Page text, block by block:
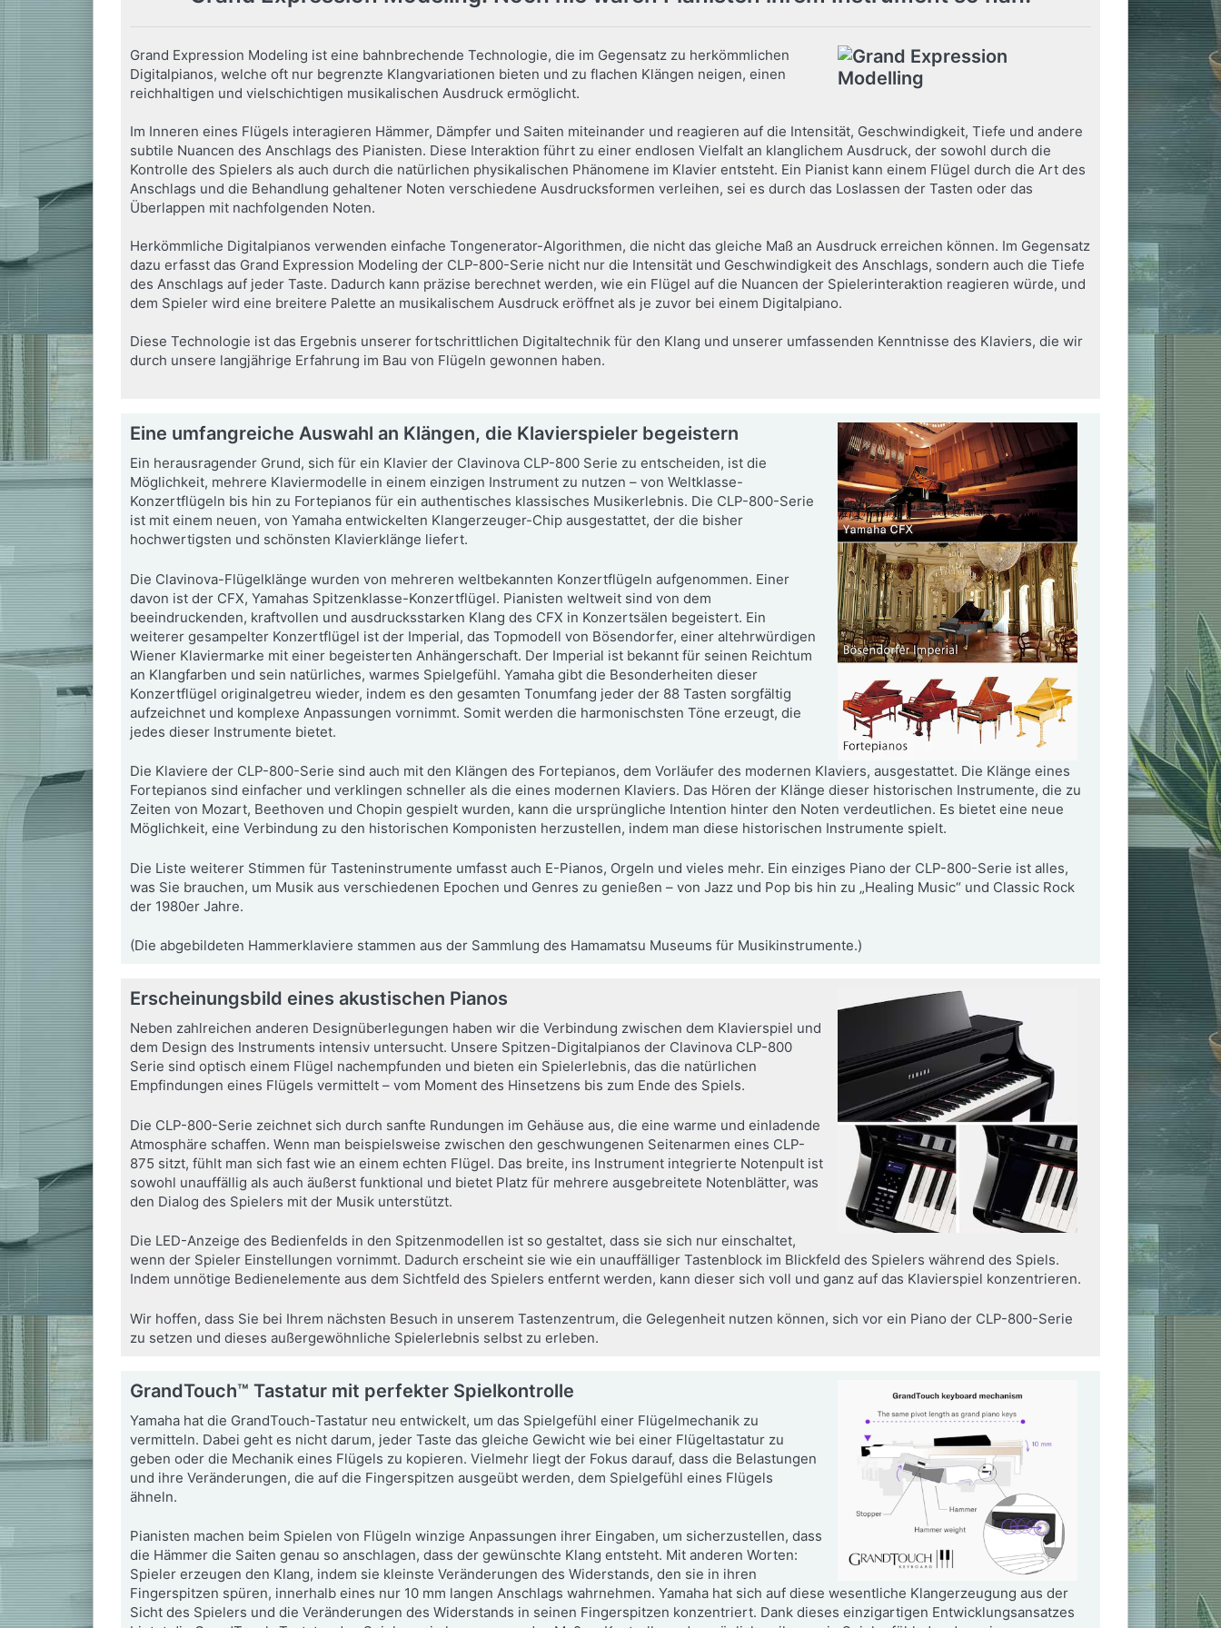
Grand Expression Modeling ist eine bahnbrechende Technologie, die im Gegensatz zu herkömmlichen
Digitalpianos, welche oft nur begrenzte Klangvariationen bieten und zu flachen Klängen neigen, einen
reichhaltigen und vielschichtigen musikalischen Ausdruck ermöglicht.
Im Inneren eines Flügels interagieren Hämmer, Dämpfer und Saiten miteinander und reagieren auf die Intensität, Geschwindigkeit, Tiefe und andere
subtile Nuancen des Anschlags des Pianisten. Diese Interaktion führt zu einer endlosen Vielfalt an klanglichem Ausdruck, der sowohl durch die
Kontrolle des Spielers als auch durch die natürlichen physikalischen Phänomene im Klavier entsteht. Ein Pianist kann einem Flügel durch die Art des
Anschlags und die Behandlung gehaltener Noten verschiedene Ausdrucksformen verleihen, sei es durch das Loslassen der Tasten oder das
Überlappen mit nachfolgenden Noten.
Herkömmliche Digitalpianos verwenden einfache Tongenerator-Algorithmen, die nicht das gleiche Maß an Ausdruck erreichen können. Im Gegensatz
dazu erfasst das Grand Expression Modeling der CLP-800-Serie nicht nur die Intensität und Geschwindigkeit des Anschlags, sondern auch die Tiefe
des Anschlags auf jeder Taste. Dadurch kann präzise berechnet werden, wie ein Flügel auf die Nuancen der Spielerinteraktion reagieren würde, und
dem Spieler wird eine breitere Palette an musikalischem Ausdruck eröffnet als je zuvor bei einem Digitalpiano.
Diese Technologie ist das Ergebnis unserer fortschrittlichen Digitaltechnik für den Klang und unserer umfassenden Kenntnisse des Klaviers, die wir
durch unsere langjährige Erfahrung im Bau von Flügeln gewonnen haben.
Eine umfangreiche Auswahl an Klängen, die Klavierspieler begeistern
Ein herausragender Grund, sich für ein Klavier der Clavinova CLP-800 Serie zu entscheiden, ist die
Möglichkeit, mehrere Klaviermodelle in einem einzigen Instrument zu nutzen – von Weltklasse-
Konzertflügeln bis hin zu Fortepianos für ein authentisches klassisches Musikerlebnis. Die CLP-800-Serie
ist mit einem neuen, von Yamaha entwickelten Klangerzeuger-Chip ausgestattet, der die bisher
hochwertigsten und schönsten Klavierklänge liefert.
Die Clavinova-Flügelklänge wurden von mehreren weltbekannten Konzertflügeln aufgenommen. Einer
davon ist der CFX, Yamahas Spitzenklasse-Konzertflügel. Pianisten weltweit sind von dem
beeindruckenden, kraftvollen und ausdrucksstarken Klang des CFX in Konzertsälen begeistert. Ein
weiterer gesampelter Konzertflügel ist der Imperial, das Topmodell von Bösendorfer, einer altehrwürdigen
Wiener Klaviermarke mit einer begeisterten Anhängerschaft. Der Imperial ist bekannt für seinen Reichtum
an Klangfarben und sein natürliches, warmes Spielgefühl. Yamaha gibt die Besonderheiten dieser
Konzertflügel originalgetreu wieder, indem es den gesamten Tonumfang jeder der 88 Tasten sorgfältig
aufzeichnet und komplexe Anpassungen vornimmt. Somit werden die harmonischsten Töne erzeugt, die
jedes dieser Instrumente bietet.
Die Klaviere der CLP-800-Serie sind auch mit den Klängen des Fortepianos, dem Vorläufer des modernen Klaviers, ausgestattet. Die Klänge eines
Fortepianos sind einfacher und verklingen schneller als die eines modernen Klaviers. Das Hören der Klänge dieser historischen Instrumente, die zu
Zeiten von Mozart, Beethoven und Chopin gespielt wurden, kann die ursprüngliche Intention hinter den Noten verdeutlichen. Es bietet eine neue
Möglichkeit, eine Verbindung zu den historischen Komponisten herzustellen, indem man diese historischen Instrumente spielt.
Die Liste weiterer Stimmen für Tasteninstrumente umfasst auch E-Pianos, Orgeln und vieles mehr. Ein einziges Piano der CLP-800-Serie ist alles,
was Sie brauchen, um Musik aus verschiedenen Epochen und Genres zu genießen – von Jazz und Pop bis hin zu „Healing Music“ und Classic Rock
der 1980er Jahre.
(Die abgebildeten Hammerklaviere stammen aus der Sammlung des Hamamatsu Museums für Musikinstrumente.)
Erscheinungsbild eines akustischen Pianos
Neben zahlreichen anderen Designüberlegungen haben wir die Verbindung zwischen dem Klavierspiel und
dem Design des Instruments intensiv untersucht. Unsere Spitzen-Digitalpianos der Clavinova CLP-800
Serie sind optisch einem Flügel nachempfunden und bieten ein Spielerlebnis, das die natürlichen
Empfindungen eines Flügels vermittelt – vom Moment des Hinsetzens bis zum Ende des Spiels.
Die CLP-800-Serie zeichnet sich durch sanfte Rundungen im Gehäuse aus, die eine warme und einladende
Atmosphäre schaffen. Wenn man beispielsweise zwischen den geschwungenen Seitenarmen eines CLP-
875 sitzt, fühlt man sich fast wie an einem echten Flügel. Das breite, ins Instrument integrierte Notenpult ist
sowohl unauffällig als auch äußerst funktional und bietet Platz für mehrere ausgebreitete Notenblätter, was
den Dialog des Spielers mit der Musik unterstützt.
Die LED-Anzeige des Bedienfelds in den Spitzenmodellen ist so gestaltet, dass sie sich nur einschaltet,
wenn der Spieler Einstellungen vornimmt. Dadurch erscheint sie wie ein unauffälliger Tastenblock im Blickfeld des Spielers während des Spiels.
Indem unnötige Bedienelemente aus dem Sichtfeld des Spielers entfernt werden, kann dieser sich voll und ganz auf das Klavierspiel konzentrieren.
Wir hoffen, dass Sie bei Ihrem nächsten Besuch in unserem Tastenzentrum, die Gelegenheit nutzen können, sich vor ein Piano der CLP-800-Serie
zu setzen und dieses außergewöhnliche Spielerlebnis selbst zu erleben.
GrandTouch™ Tastatur mit perfekter Spielkontrolle
Yamaha hat die GrandTouch-Tastatur neu entwickelt, um das Spielgefühl einer Flügelmechanik zu
vermitteln. Dabei geht es nicht darum, jeder Taste das gleiche Gewicht wie bei einer Flügeltastatur zu
geben oder die Mechanik eines Flügels zu kopieren. Vielmehr liegt der Fokus darauf, dass die Belastungen
und ihre Veränderungen, die auf die Fingerspitzen ausgeübt werden, dem Spielgefühl eines Flügels
ähneln.
Pianisten machen beim Spielen von Flügeln winzige Anpassungen ihrer Eingaben, um sicherzustellen, dass
die Hämmer die Saiten genau so anschlagen, dass der gewünschte Klang entsteht. Mit anderen Worten:
Spieler erzeugen den Klang, indem sie kleinste Veränderungen des Widerstands, den sie in ihren
Fingerspitzen spüren, innerhalb eines nur 10 mm langen Anschlags wahrnehmen. Yamaha hat sich auf diese wesentliche Klangerzeugung aus der
Sicht des Spielers und die Veränderungen des Widerstands in seinen Fingerspitzen konzentriert. Dank dieses einzigartigen Entwicklungsansatzes